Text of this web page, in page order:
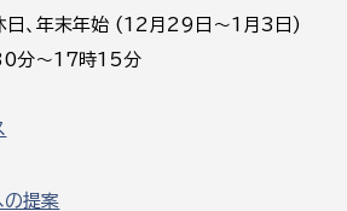
日、年末年始 (12月29日～1月3日)
分～17時15分
の提案